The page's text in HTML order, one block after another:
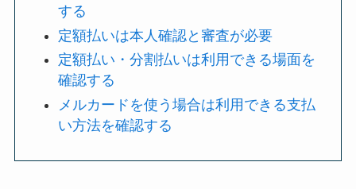
する
定額払いは本人確認と審査が必要
定額払い・分割払いは利用できる場面を
確認する
メルカードを使う場合は利用できる支払
い方法を確認する